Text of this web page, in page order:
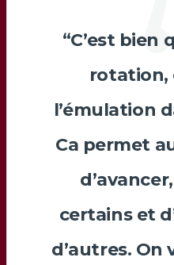
“C’est bien
rotation,
l’émulation
Ca permet
certains et
d’autres. On